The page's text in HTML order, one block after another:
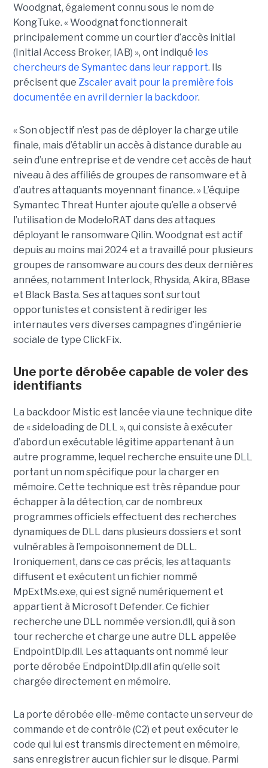
Woodgnat, également connu sous le nom de
KongTuke. « Woodgnat fonctionnerait
principalement comme un courtier d’accès initial
(Initial Access Broker, IAB) », ont indiqué les
chercheurs de Symantec dans leur rapport. Ils
précisent que Zscaler avait pour la première fois
documentée en avril dernier la backdoor.
« Son objectif n’est pas de déployer la charge utile
finale, mais d’établir un accès à distance durable au
sein d’une entreprise et de vendre cet accès de haut
niveau à des affiliés de groupes de ransomware et à
d’autres attaquants moyennant finance. » L’équipe
Symantec Threat Hunter ajoute qu’elle a observé
l’utilisation de ModeloRAT dans des attaques
déployant le ransomware Qilin. Woodgnat est actif
depuis au moins mai 2024 et a travaillé pour plusieurs
groupes de ransomware au cours des deux dernières
années, notamment Interlock, Rhysida, Akira, 8Base
et Black Basta. Ses attaques sont surtout
opportunistes et consistent à rediriger les
internautes vers diverses campagnes d’ingénierie
sociale de type ClickFix.
Une porte dérobée capable de voler des
identifiants
La backdoor Mistic est lancée via une technique dite
de « sideloading de DLL », qui consiste à exécuter
d’abord un exécutable légitime appartenant à un
autre programme, lequel recherche ensuite une DLL
portant un nom spécifique pour la charger en
mémoire. Cette technique est très répandue pour
échapper à la détection, car de nombreux
programmes officiels effectuent des recherches
dynamiques de DLL dans plusieurs dossiers et sont
vulnérables à l’empoisonnement de DLL.
Ironiquement, dans ce cas précis, les attaquants
diffusent et exécutent un fichier nommé
MpExtMs.exe, qui est signé numériquement et
appartient à Microsoft Defender. Ce fichier
recherche une DLL nommée version.dll, qui à son
tour recherche et charge une autre DLL appelée
EndpointDlp.dll. Les attaquants ont nommé leur
porte dérobée EndpointDlp.dll afin qu’elle soit
chargée directement en mémoire.
La porte dérobée elle-même contacte un serveur de
commande et de contrôle (C2) et peut exécuter le
code qui lui est transmis directement en mémoire,
sans enregistrer aucun fichier sur le disque. Parmi